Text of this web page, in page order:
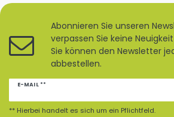
Abonnieren Sie unseren
verpassen Sie keine
Sie können den Newsletter
abbestellen.
E-MAIL **
Newsletter
** Hierbei handelt es sich um ein Pflichtfeld.